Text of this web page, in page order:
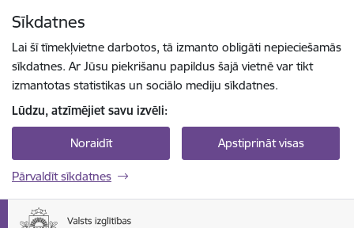
Sīkdatnes
Lai šī tīmekļvietne darbotos, tā izmanto obligāti nepieciešamās
sīkdatnes. Ar Jūsu piekrišanu papildus šajā vietnē var tikt
izmantotas statistikas un sociālo mediju sīkdatnes.
Lūdzu, atzīmējiet savu izvēli:
Noraidīt Apstiprināt visas
Pārvaldīt sīkdatnes